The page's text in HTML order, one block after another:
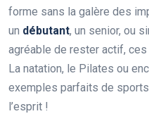
forme sans la galère des
un débutant, un senior, ou
agréable de rester actif,
La natation, le Pilates ou
exemples parfaits de
l’esprit !